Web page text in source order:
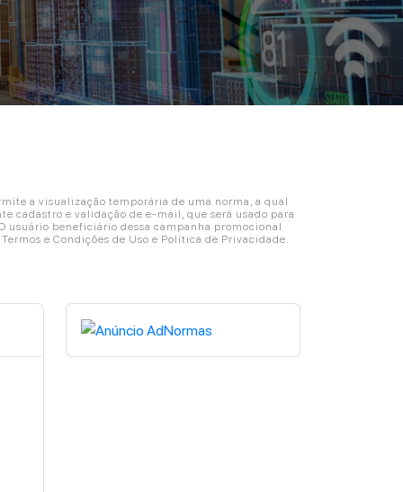
a visualização temporária de uma norma, a qual
cadastro e validação de e-mail, que será usado para
usuário beneficiário dessa campanha promocional
e Condições de Uso e Política de Privacidade.